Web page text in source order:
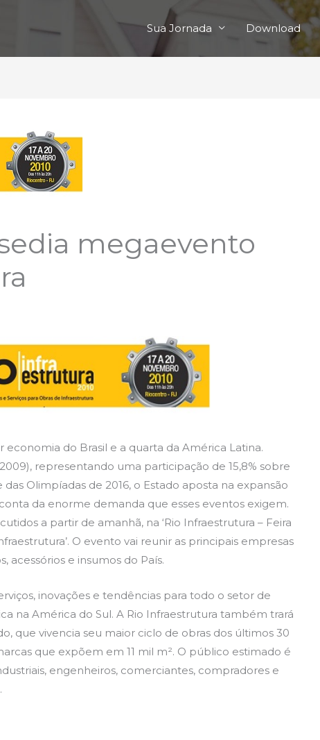
Sua Jornada Download
megaevento
do Brasil e a quarta da América Latina.
representando uma participação de 15,8% sobre
Olimpíadas de 2016, o Estado aposta na expansão
da enorme demanda que esses eventos exigem.
a partir de amanhã, na ‘Rio Infraestrutura – Feira
O evento vai reunir as principais empresas
acessórios e insumos do País.
inovações e tendências para todo o setor de
na América do Sul. A Rio Infraestrutura também trará
que vivencia seu maior ciclo de obras dos últimos 30
que expõem em 11 mil m². O público estimado é
engenheiros, comerciantes, compradores e